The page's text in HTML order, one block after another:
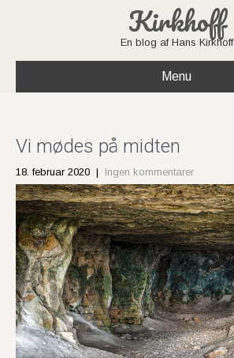
Kirkhoff
En blog af Hans Kirkhoff
Menu
Vi mødes på midten
18. februar 2020 | Ingen kommentarer